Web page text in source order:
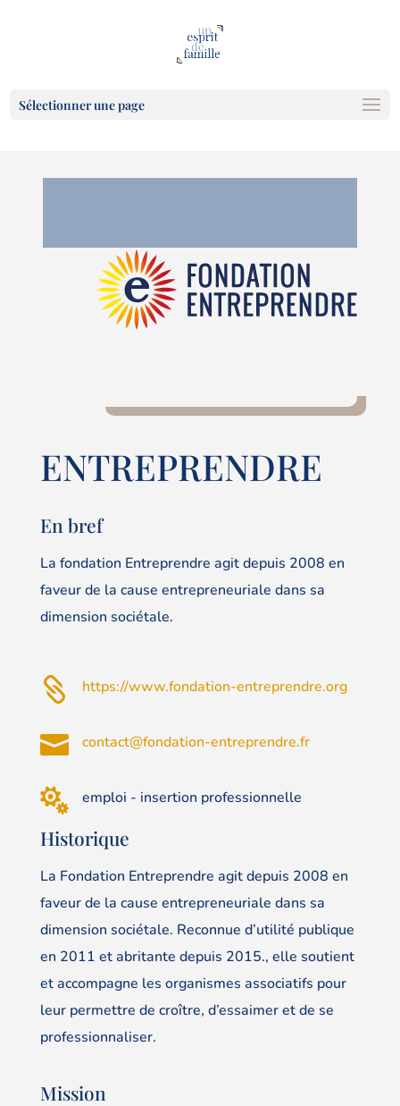
Sélectionner une page
ENTREPRENDRE
En bref
La fondation Entreprendre agit depuis 2008 en
faveur de la cause entrepreneuriale dans sa
dimension sociétale.
 https://www.fondation-entreprendre.org
 contact@fondation-entreprendre.fr
 emploi - insertion professionnelle
Historique
La Fondation Entreprendre agit depuis 2008 en
faveur de la cause entrepreneuriale dans sa
dimension sociétale. Reconnue d’utilité publique
en 2011 et abritante depuis 2015., elle soutient
et accompagne les organismes associatifs pour
leur permettre de croître, d’essaimer et de se
professionnaliser.
Mission